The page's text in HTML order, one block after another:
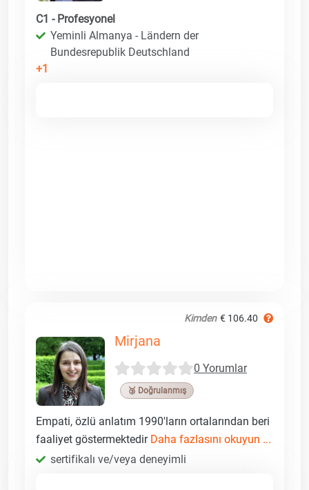
C1 - Profesyonel
Yeminli Almanya - Ländern der
Bundesrepublik Deutschland
+1
Kimden € 106.40
Mirjana
0 Yorumlar
🥉 Doğrulanmış
Empati, özlü anlatım 1990'ların ortalarından beri
faaliyet göstermektedir Daha fazlasını okuyun ...
sertifikalı ve/veya deneyimli